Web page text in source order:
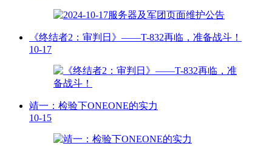
《终结者2：审判日》——T-832再临，准备战斗！
10-17
靖一：检验下ONEONE的实力
10-15